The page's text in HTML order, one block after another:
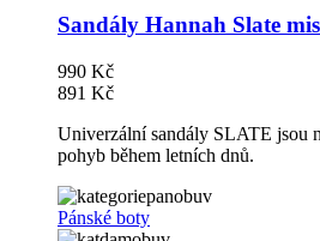
Sandály Hannah Slate
990 Kč
891 Kč
Univerzální sandály SLATE jsou
pohyb během letních dnů.
Pánské boty